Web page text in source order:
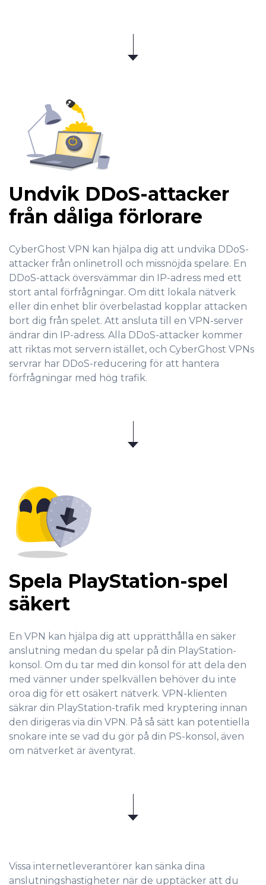
CyberGhost VPN kan hjälpa dig att undvika DDoS-
attacker från onlinetroll och missnöjda spelare. En
DDoS-attack översvämmar din IP-adress med ett
stort antal förfrågningar. Om ditt lokala nätverk
eller din enhet blir överbelastad kopplar attacken
bort dig från spelet. Att ansluta till en VPN-server
ändrar din IP-adress. Alla DDoS-attacker kommer
att riktas mot servern istället, och CyberGhost VPNs
servrar har DDoS-reducering för att hantera
förfrågningar med hög trafik.
Undvik DDoS-attacker
från dåliga förlorare
Spela PlayStation-spel
säkert
En VPN kan hjälpa dig att upprätthålla en säker
anslutning medan du spelar på din PlayStation-
konsol. Om du tar med din konsol för att dela den
med vänner under spelkvällen behöver du inte
oroa dig för ett osäkert nätverk. VPN-klienten
säkrar din PlayStation-trafik med kryptering innan
den dirigeras via din VPN. På så sätt kan potentiella
snokare inte se vad du gör på din PS-konsol, även
om nätverket är äventyrat.
Vissa internetleverantörer kan sänka dina
anslutningshastigheter när de upptäcker att du